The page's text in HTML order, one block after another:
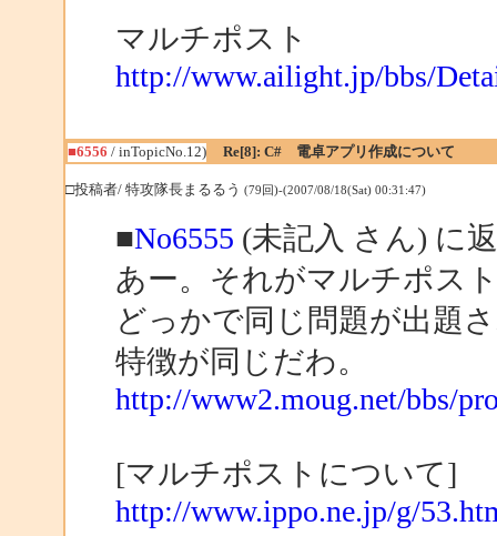
マルチポスト
http://www.ailight.jp/bbs/
■6556 / inTopicNo.12) Re[8]: C# 電卓アプリ作成について
□投稿者/ 特攻隊長まるるう (79回)-(2007/08/18(Sat) 00:31:47)
■No6555 (未記入 さん) に
あー。それがマルチポス
どっかで同じ問題が出題
特徴が同じだわ。
http://www2.moug.net/bbs/
[マルチポストについて]
http://www.ippo.ne.jp/g/